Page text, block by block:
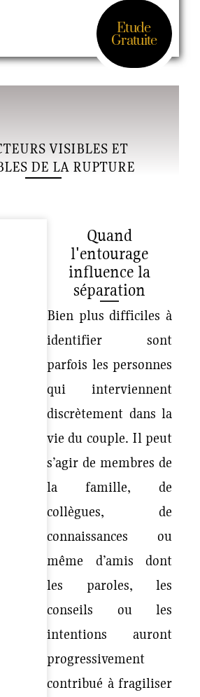
Etude
Gratuite
VISIBLES ET
DE LA RUPTURE
Quand
l'entourage
influence la
séparation
Bien plus difficiles à
identifier sont
parfois les personnes
qui interviennent
discrètement dans la
vie du couple. Il peut
s’agir de membres de
la famille, de
collègues, de
connaissances ou
même d’amis dont
les paroles, les
conseils ou les
intentions auront
progressivement
contribué à fragiliser